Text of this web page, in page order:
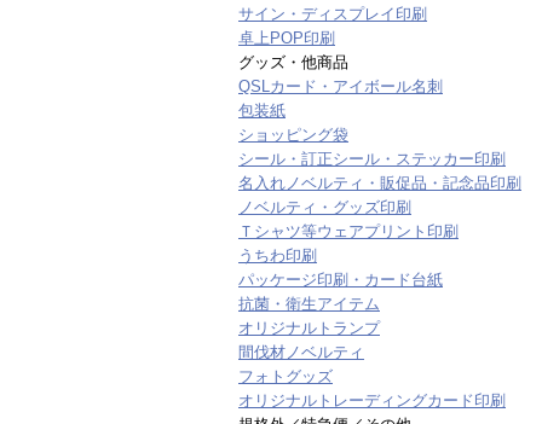
サイン・ディスプレイ印刷
卓上POP印刷
グッズ・他商品
QSLカード・アイボール名刺
包装紙
ショッピング袋
シール・訂正シール・ステッカー印刷
名入れノベルティ・販促品・記念品印刷
ノベルティ・グッズ印刷
Ｔシャツ等ウェアプリント印刷
うちわ印刷
パッケージ印刷・カード台紙
抗菌・衛生アイテム
オリジナルトランプ
間伐材ノベルティ
フォトグッズ
オリジナルトレーディングカード印刷